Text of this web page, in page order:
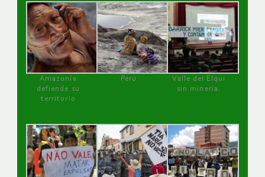
Amazonía
defiende su
territorio
Perú
Valle del Elqui
sin minería.